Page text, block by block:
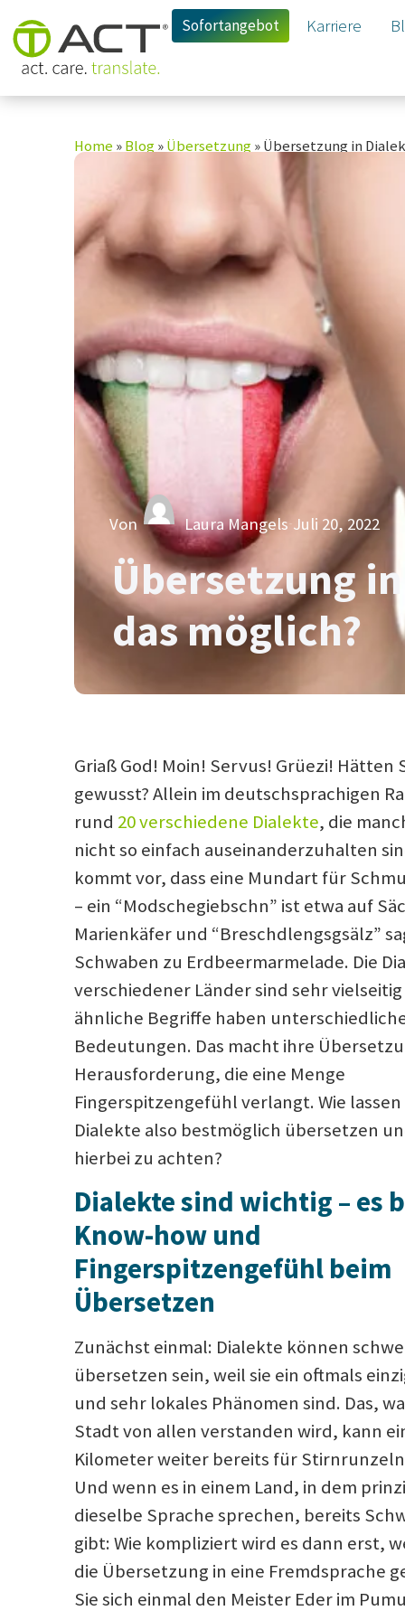
Sofortangebot Karriere
Home »Blog»Übersetzung»Übersetzung in
VonLaura Mangels Juli 20, 2022
Übersetzung
das möglich?
Griaß God! Moin! Servus! Grüezi! Hätten
gewusst? Allein im deutschsprachigen
rund 20 verschiedene Dialekte, die
nicht so einfach auseinanderzuhalten
kommt vor, dass eine Mundart für
– ein “Modschegiebschn” ist etwa auf
Marienkäfer und “Breschdlengsgsälz”
Schwaben zu Erdbeermarmelade. Die
verschiedener Länder sind sehr
ähnliche Begriffe haben
Bedeutungen. Das macht ihre
Herausforderung, die eine Menge
Fingerspitzengefühl verlangt. Wie lassen
Dialekte also bestmöglich übersetzen
hierbei zu achten?
Dialekte sind wichtig – es
Know-how und
Fingerspitzengefühl beim
Übersetzen
Zunächst einmal: Dialekte können
übersetzen sein, weil sie ein oftmals
und sehr lokales Phänomen sind. Das,
Stadt von allen verstanden wird, kann
Kilometer weiter bereits für
Und wenn es in einem Land, in dem
dieselbe Sprache sprechen, bereits
gibt: Wie kompliziert wird es dann erst,
die Übersetzung in eine Fremdsprache
Sie sich einmal den Meister Eder im